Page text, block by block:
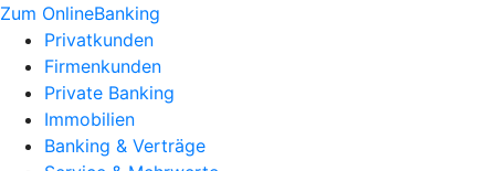
Zum OnlineBanking
Privatkunden
Firmenkunden
Private Banking
Immobilien
Banking & Verträge